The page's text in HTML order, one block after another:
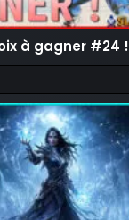
à gagner #24 !